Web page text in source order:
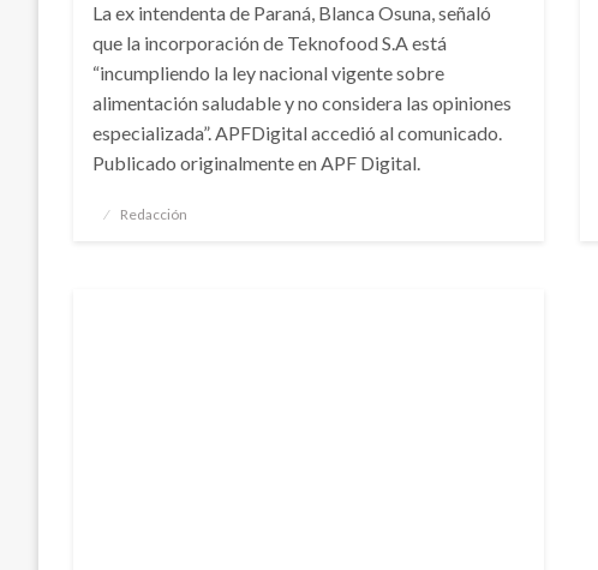
La ex intendenta de Paraná, Blanca Osuna, señaló
que la incorporación de Teknofood S.A está
“incumpliendo la ley nacional vigente sobre
alimentación saludable y no considera las opiniones
especializada”. APFDigital accedió al comunicado.
Publicado originalmente en APF Digital.
Publicado
Redacción